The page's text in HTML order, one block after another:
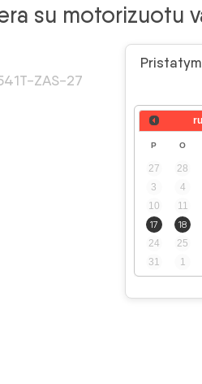
su motorizuotu
ZAS-27
P O
27 28
3
4
10
11
17
18
24
25
31
1